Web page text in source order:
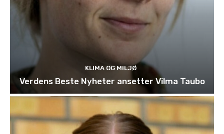
KLIMA OG MILJØ
Verdens Beste Nyheter ansetter Vilma Taubo